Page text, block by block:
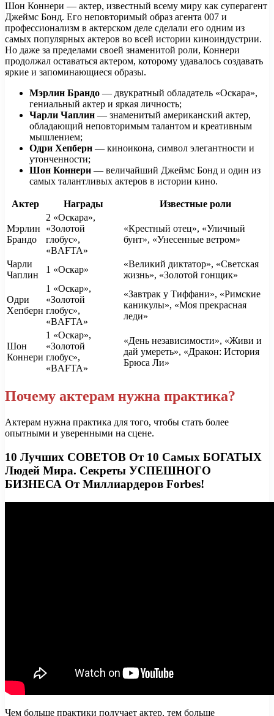
Шон Коннери — актер, известный всему миру как суперагент
Джеймс Бонд. Его неповторимый образ агента 007 и
профессионализм в актерском деле сделали его одним из
самых популярных актеров во всей истории киноиндустрии.
Но даже за пределами своей знаменитой роли, Коннери
продолжал оставаться актером, которому удавалось создавать
яркие и запоминающиеся образы.
Мэрлин Брандо — двукратный обладатель «Оскара»,
гениальный актер и яркая личность;
Чарли Чаплин — знаменитый американский актер,
обладающий неповторимым талантом и креативным
мышлением;
Одри Хепберн — киноикона, символ элегантности и
утонченности;
Шон Коннери — величайший Джеймс Бонд и один из
самых талантливых актеров в истории кино.
Актер Награды Известные роли
Мэрлин
Брандо
2 «Оскара»,
«Золотой
глобус»,
«BAFTA»
«Крестный отец», «Уличный
бунт», «Унесенные ветром»
Чарли
Чаплин
1 «Оскар»
«Великий диктатор», «Светская
жизнь», «Золотой гонщик»
Одри
Хепберн
1 «Оскар»,
«Золотой
глобус»,
«BAFTA»
«Завтрак у Тиффани», «Римские
каникулы», «Моя прекрасная
леди»
Шон
Коннери
1 «Оскар»,
«Золотой
глобус»,
«BAFTA»
«День независимости», «Живи и
дай умереть», «Дракон: История
Брюса Ли»
Почему актерам нужна практика?
Актерам нужна практика для того, чтобы стать более
опытными и уверенными на сцене.
10 Лучших СОВЕТОВ От 10 Самых БОГАТЫХ
Людей Мира. Секреты УСПЕШНОГО
БИЗНЕСА От Миллиардеров Forbes!
Чем больше практики получает актер, тем больше